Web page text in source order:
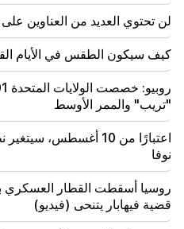
10:00
أندر مشهد: طائرة بدون طيار
سواحل أستراليا (فيديو)
01:49
تم اعتقال أرغم أبراهاميان
00:17
لن تحتوي العديد من العناوين
23:50
كيف سيكون الطقس في الأيام
لن تحتوي العديد من العناوين على
كيف سيكون الطقس في الأيام
"تريب" والممر الأوسط
اعتبارًا من 10 أغسطس،
نوفا
روسيا أسقطت القطار العسكري
قضية فيهابار يتنحى (فيديو)